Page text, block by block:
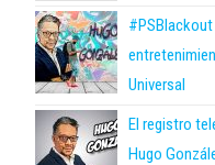
Universal
El registro
Hugo